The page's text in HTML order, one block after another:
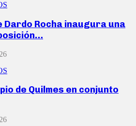
Dardo Rocha inaugura una
de Quilmes en conjunto